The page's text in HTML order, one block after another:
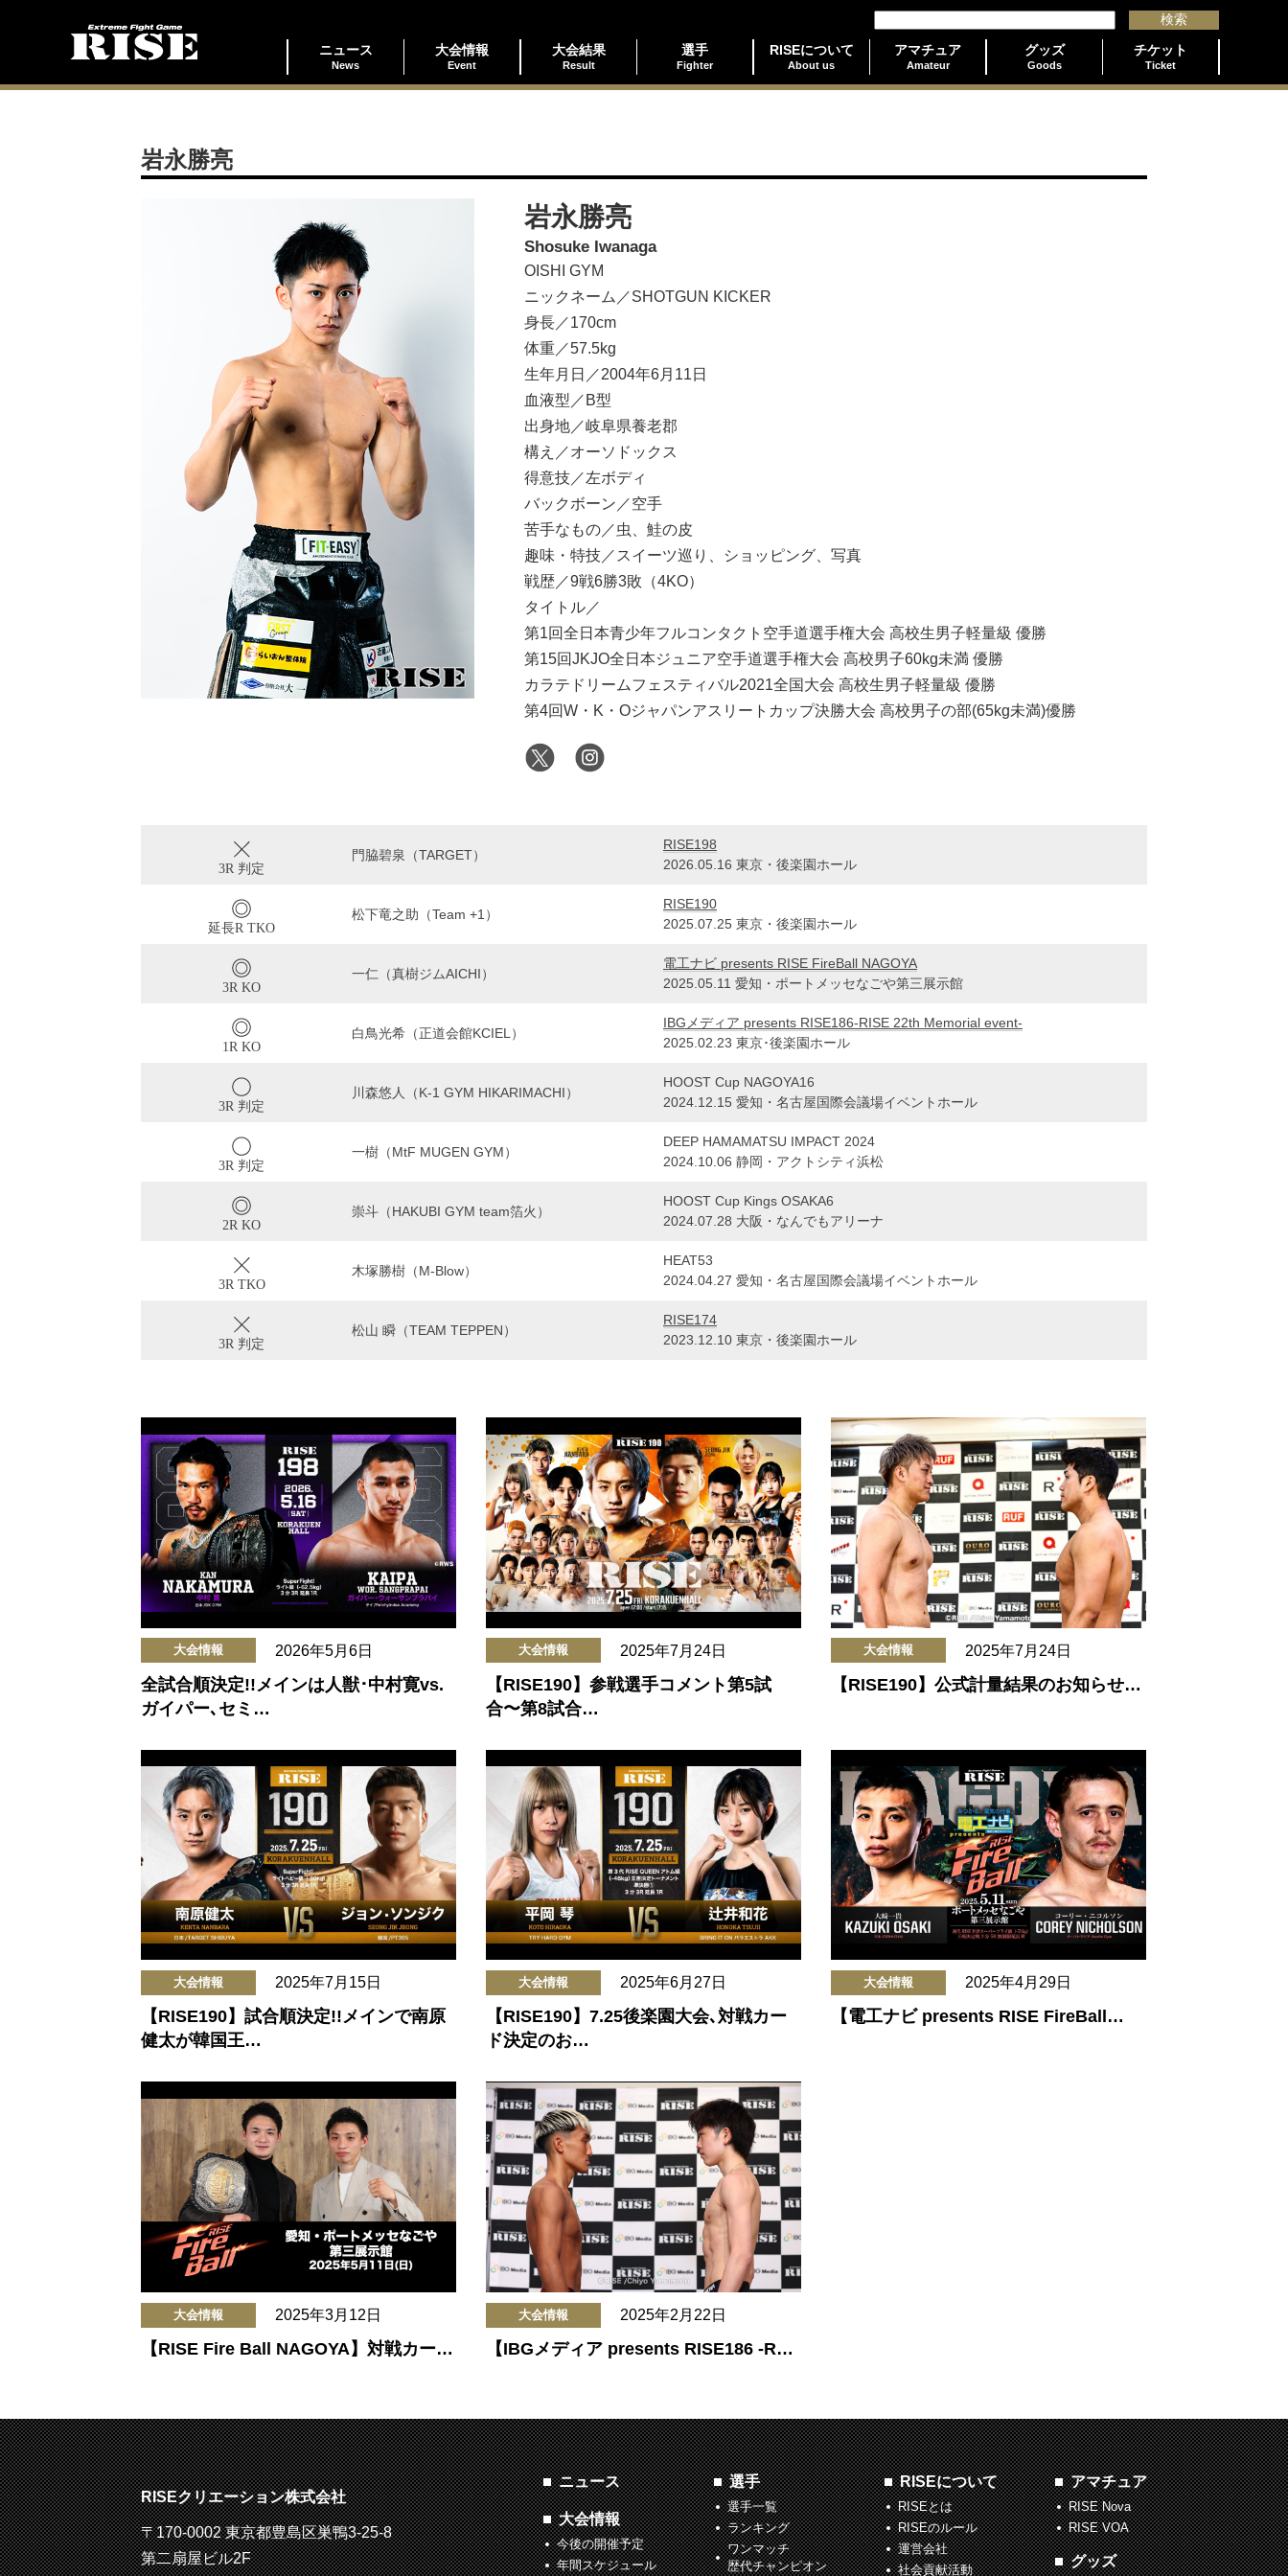
ニュース
News
大会情報
Event
大会結果
Result
選手
Fighter
RISEについて
About us
アマチュア
Amateur
グッズ
Goods
チケット
Ticket
岩永勝亮
岩永勝亮
Shosuke Iwanaga
OISHI GYM
ニックネーム／SHOTGUN KICKER
身長／170cm
体重／57.5kg
生年月日／2004年6月11日
血液型／B型
出身地／岐阜県養老郡
構え／オーソドックス
得意技／左ボディ
バックボーン／空手
苦手なもの／虫、鮭の皮
趣味・特技／スイーツ巡り、ショッピング、写真
戦歴／9戦6勝3敗（4KO）
タイトル／
第1回全日本青少年フルコンタクト空手道選手権大会 高校生男子軽量級 優勝
第15回JKJO全日本ジュニア空手道選手権大会 高校男子60kg未満 優勝
カラテドリームフェスティバル2021全国大会 高校生男子軽量級 優勝
第4回W・K・Oジャパンアスリートカップ決勝大会 高校男子の部(65kg未満)優勝
3R 判定
門脇碧泉（TARGET）
RISE198
2026.05.16 東京・後楽園ホール
延長R TKO
松下竜之助（Team +1）
RISE190
2025.07.25 東京・後楽園ホール
3R KO
一仁（真樹ジムAICHI）
電工ナビ presents RISE FireBall NAGOYA
2025.05.11 愛知・ポートメッセなごや第三展示館
1R KO
白鳥光希（正道会館KCIEL）
IBGメディア presents RISE186-RISE 22th Memorial event-
2025.02.23 東京･後楽園ホール
3R 判定
川森悠人（K-1 GYM HIKARIMACHI）
HOOST Cup NAGOYA16
2024.12.15 愛知・名古屋国際会議場イベントホール
3R 判定
一樹（MtF MUGEN GYM）
DEEP HAMAMATSU IMPACT 2024
2024.10.06 静岡・アクトシティ浜松
2R KO
崇斗（HAKUBI GYM team箔火）
HOOST Cup Kings OSAKA6
2024.07.28 大阪・なんでもアリーナ
3R TKO
木塚勝樹（M-Blow）
HEAT53
2024.04.27 愛知・名古屋国際会議場イベントホール
3R 判定
松山 瞬（TEAM TEPPEN）
RISE174
2023.12.10 東京・後楽園ホール
大会情報 2026年5月6日
全試合順決定!!メインは人獣･中村寛vs.
ガイパー､セミ…
大会情報 2025年7月24日
【RISE190】参戦選手コメント第5試
合〜第8試合…
大会情報 2025年7月24日
【RISE190】公式計量結果のお知らせ…
大会情報 2025年7月15日
【RISE190】試合順決定!!メインで南原
健太が韓国王…
大会情報 2025年6月27日
【RISE190】7.25後楽園大会､対戦カー
ド決定のお…
大会情報 2025年4月29日
【電工ナビ presents RISE FireBall…
大会情報 2025年3月12日
【RISE Fire Ball NAGOYA】対戦カー…
大会情報 2025年2月22日
【IBGメディア presents RISE186 -R…
RISEクリエーション株式会社
〒170-0002 東京都豊島区巣鴨3-25-8
第二扇屋ビル2F
ニュース
大会情報
今後の開催予定
年間スケジュール
選手
選手一覧
ランキング
ワンマッチ
歴代チャンピオン
RISEについて
RISEとは
RISEのルール
運営会社
社会貢献活動
アマチュア
RISE Nova
RISE VOA
グッズ